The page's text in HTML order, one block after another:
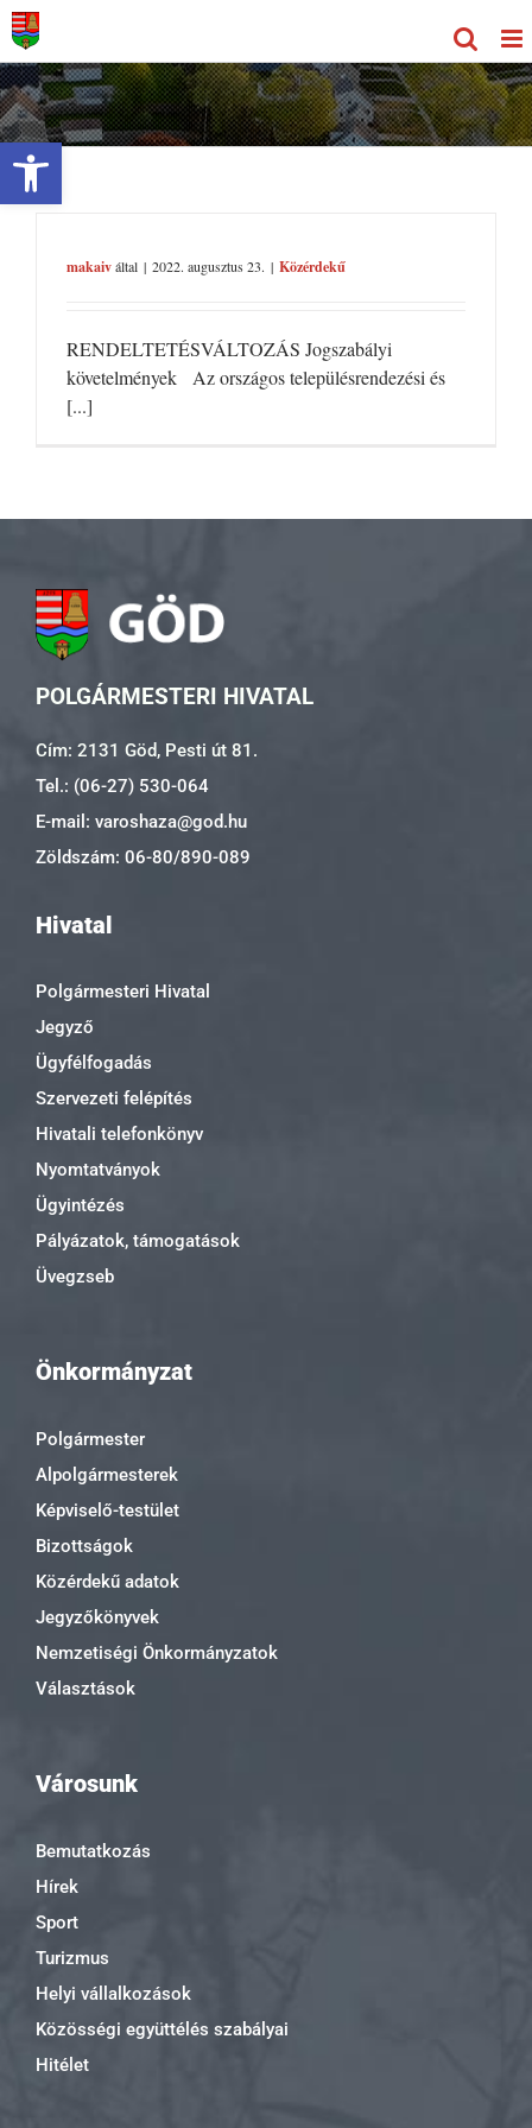
Eszköztár megnyitása
Kihagyás
makaiváltal | 2022. augusztus 23. | Közérdekű
RENDELTETÉSVÁLTOZÁS Jogszabályi
követelmények Az országos településrendezési és
[...]
POLGÁRMESTERI HIVATAL
Cím: 2131 Göd, Pesti út 81.
Tel.: (06-27) 530-064
E-mail: varoshaza@god.hu
Zöldszám: 06-80/890-089
Hivatal
Polgármesteri Hivatal
Jegyző
Ügyfélfogadás
Szervezeti felépítés
Hivatali telefonkönyv
Nyomtatványok
Ügyintézés
Pályázatok, támogatások
Üvegzseb
Önkormányzat
Polgármester
Alpolgármesterek
Képviselő-testület
Bizottságok
Közérdekű adatok
Jegyzőkönyvek
Nemzetiségi Önkormányzatok
Választások
Városunk
Bemutatkozás
Hírek
Sport
Turizmus
Helyi vállalkozások
Közösségi együttélés szabályai
Hitélet